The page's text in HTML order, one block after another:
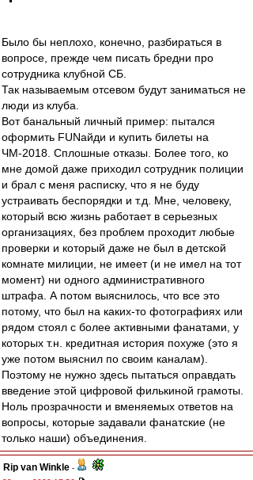
Было бы неплохо, конечно, разбираться в
вопросе, прежде чем писать бредни про
сотрудника клубной СБ.
Так называемым отсевом будут заниматься не
люди из клуба.
Вот банальный личный пример: пытался
оформить FUNайди и купить билеты на
ЧМ-2018. Сплошные отказы. Более того, ко
мне домой даже приходил сотрудник полиции
и брал с меня расписку, что я не буду
устраивать беспорядки и т.д. Мне, человеку,
который всю жизнь работает в серьезных
организациях, без проблем проходит любые
проверки и который даже не был в детской
комнате милиции, не имеет (и не имел на тот
момент) ни одного административного
штрафа. А потом выяснилось, что все это
потому, что был на каких-то фотографиях или
рядом стоял с более активными фанатами, у
которых т.н. кредитная история похуже (это я
уже потом выяснил по своим каналам).
Поэтому не нужно здесь пытаться оправдать
введение этой цифровой филькиной грамоты.
Ноль прозрачности и вменяемых ответов на
вопросы, которые задавали фанатские (не
только наши) объединения.
Rip van Winkle -